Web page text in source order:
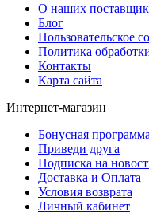
О наших
Блог
Пользовательское
Политика
Контакты
Карта сайта
Интернет-магазин
Бонусная программа
Приведи друга
Подписка на
Доставка и Оплата
Условия возврата
Личный кабинет